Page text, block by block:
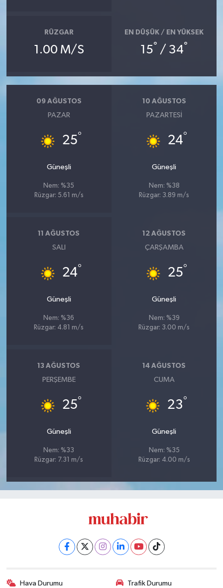
RÜZGAR
1.00 M/S
EN DÜŞÜK / EN YÜKSEK
15° / 34°
09 AĞUSTOS
PAZAR
25°
Güneşli
Nem: %35
Rüzgar: 5.61 m/s
10 AĞUSTOS
PAZARTESI
24°
Güneşli
Nem: %38
Rüzgar: 3.89 m/s
11 AĞUSTOS
SALI
24°
Güneşli
Nem: %36
Rüzgar: 4.81 m/s
12 AĞUSTOS
ÇARŞAMBA
25°
Güneşli
Nem: %39
Rüzgar: 3.00 m/s
13 AĞUSTOS
PERŞEMBE
25°
Güneşli
Nem: %33
Rüzgar: 7.31 m/s
14 AĞUSTOS
CUMA
23°
Güneşli
Nem: %35
Rüzgar: 4.00 m/s
Hava Durumu Trafik Durumu